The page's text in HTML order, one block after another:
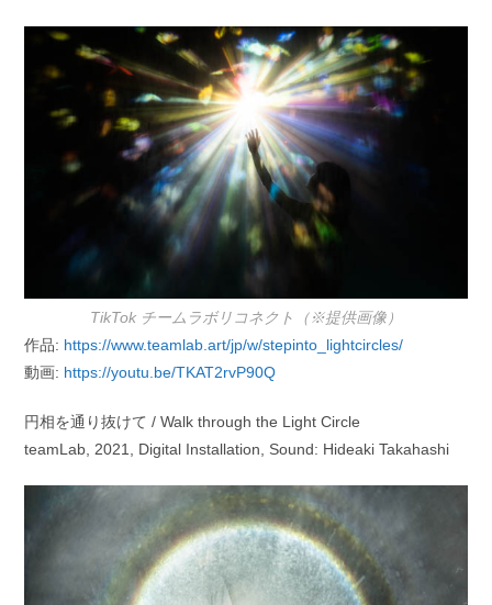
TikTok チームラボリコネクト（※提供画像）
作品: https://www.teamlab.art/jp/w/stepinto_lightcircles/
動画: https://youtu.be/TKAT2rvP90Q
円相を通り抜けて / Walk through the Light Circle
teamLab, 2021, Digital Installation, Sound: Hideaki Takahashi